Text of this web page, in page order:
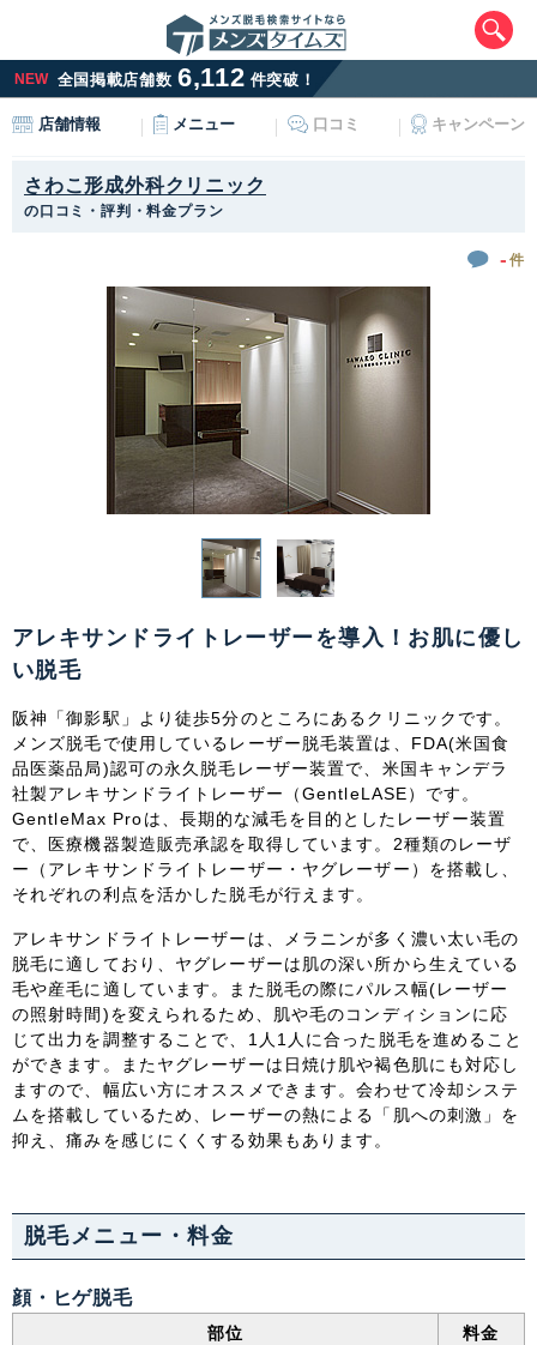
NEW 全国掲載店舗数 6,112 件突破！
店舗情報 メニュー 口コミ キャンペーン
さわこ形成外科クリニック
の口コミ・評判・料金プラン
- 件
アレキサンドライトレーザーを導入！お肌に優し
い脱毛
阪神「御影駅」より徒歩5分のところにあるクリニックです。
メンズ脱毛で使用しているレーザー脱毛装置は、FDA(米国食
品医薬品局)認可の永久脱毛レーザー装置で、米国キャンデラ
社製アレキサンドライトレーザー（GentleLASE）です。
GentleMax Proは、長期的な減毛を目的としたレーザー装置
で、医療機器製造販売承認を取得しています。2種類のレーザ
ー（アレキサンドライトレーザー・ヤグレーザー）を搭載し、
それぞれの利点を活かした脱毛が行えます。
アレキサンドライトレーザーは、メラニンが多く濃い太い毛の
脱毛に適しており、ヤグレーザーは肌の深い所から生えている
毛や産毛に適しています。また脱毛の際にパルス幅(レーザー
の照射時間)を変えられるため、肌や毛のコンディションに応
じて出力を調整することで、1人1人に合った脱毛を進めること
ができます。またヤグレーザーは日焼け肌や褐色肌にも対応し
ますので、幅広い方にオススメできます。会わせて冷却システ
ムを搭載しているため、レーザーの熱による「肌への刺激」を
抑え、痛みを感じにくくする効果もあります。
脱毛メニュー・料金
顔・ヒゲ脱毛
部位 料金
エリアから最寄りサロンを探す
北海道・東北
青森県
山形県 福島県
栃木県
千葉県
中部
新潟県 富山県 石川県 福井県
山梨県 長野県 岐阜県 静岡県
愛知県
関西
滋賀県 京都府 大阪府 兵庫県
奈良県 三重県 和歌山県
中国・四国
山口県 徳島県
高知県